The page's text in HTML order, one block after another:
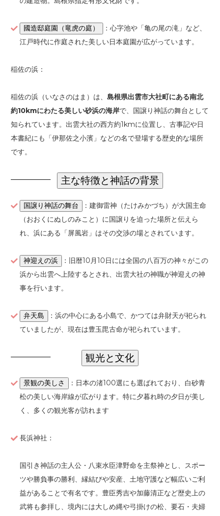
國造邸庭園（竜虎の庭）
：心字池や「亀の尾の滝」など、
江戸時代に作庭された美しい日本庭園が広がっています。
稲佐の浜：
稲佐の浜（いなさのはま）は、 島根県出雲市大社町にある南北
約10kmにわたる美しい砂浜の海岸で、国譲り神話の舞台として
知られています。出雲大社の西方約1kmに位置し、古事記や日
本書紀にも「伊那佐之小濱」などの名で登場する歴史的な場所
です。
主な特徴と神話の背景
国譲り神話の舞台
：建御雷神（たけみかづち）が大国主命
（おおくにぬしのみこと）に国譲りを迫った場所と伝えら
れ、浜にある「屏風岩」はその交渉の場とされています。
神迎えの浜
：旧暦10月10日には全国の八百万の神々がこの
浜から出雲へ上陸するとされ、出雲大社の神職が神迎えの神
事を行います。
弁天島
：浜の中心にある小島で、かつては弁財天が祀られ
ていましたが、現在は豊玉毘古命が祀られています。
観光と文化
景観の美しさ
：日本の渚100選にも選ばれており、白砂青
松の美しい海岸線が広がります。特に夕暮れ時の夕日が美し
く、多くの観光客が訪れます
長浜神社：
国引き神話の主人公・八束水臣津野命を主祭神とし、スポー
ツや勝負事の勝利、縁結びや安産、土地守護など幅広いご利
益があることで有名です。豊臣秀吉や加藤清正など歴史上の
武将も参拝し、境内には大しめ縄や弓掛けの松、要石・夫婦